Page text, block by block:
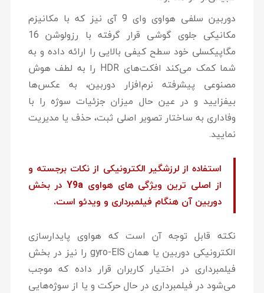
دوربین سلفی هواوی وای 9 آی نیز که با مکانیزم
مکانیکی جلوی گوشی قرار گرفته با رزولوشن 16
مگاپیکسلی خود سطح کیفی بالایی را ارائه داده و به
شما کمک می‌کند افکت‌های HDR را به لطف هوش
مصنوعی پیشرفته نرم‌افزار دوربین، به عکس‌ها
بیفزایید و در عین حال میزان جزئیات سوژه را با
وفاداری به ساختار تصویر اصلی ثبت، حذف یا مدیریت
نمایید.
استفاده از لرزشگیر الکترونیکی از نکات برجسته و
از اصلی ترین ویژگی های هواوی Y9a در بخش
دوربین آن هنگام فیلمبرداری و ویدئو است.
نکته قابل توجه آن است که هواوی پایدارسازی
الکترونیکی دوربین یا همان gyro-EIS را نیز در بخش
فیلمبرداری در اختیار کاربران قرار داده که موجب
می‌شود در فیلمبرداری در حال حرکت و یا از سوژه‌هایی